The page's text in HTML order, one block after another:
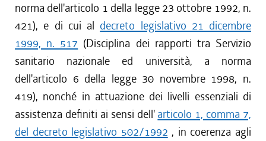
norma dell'articolo 1 della legge 23 ottobre 1992, n.
421), e di cui al decreto legislativo 21 dicembre
1999, n. 517 (Disciplina dei rapporti tra Servizio
sanitario nazionale ed università, a norma
dell'articolo 6 della legge 30 novembre 1998, n.
419), nonché in attuazione dei livelli essenziali di
assistenza definiti ai sensi dell' articolo 1, comma 7,
del decreto legislativo 502/1992 , in coerenza agli